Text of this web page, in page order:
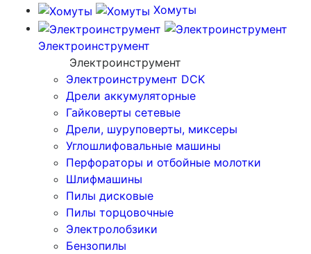
Хомуты
Электроинструмент
Электроинструмент
Электроинструмент DCK
Дрели аккумуляторные
Гайковерты сетевые
Дрели, шуруповерты, миксеры
Углошлифовальные машины
Перфораторы и отбойные молотки
Шлифмашины
Пилы дисковые
Пилы торцовочные
Электролобзики
Бензопилы